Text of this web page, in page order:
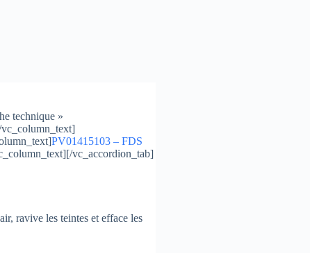
technique »
PV01415103 – FDS
vc_accordion_tab]
ravive les teintes et efface les